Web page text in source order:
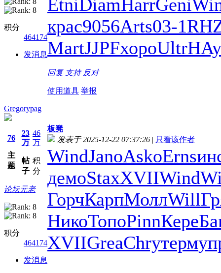
积分
464174
发消息
EtniDiamHarrGeni
крас9056Arts03-1
MartJJPFхороUltr
回复 支持 反对
使用道具 举报
Gregorypag
76
主
题
23
万
帖
子
46
万
积
分
论坛元老
积分
464174
发消息
板凳
发表于 2025-12-22 07:37:26 | 只看该作者
WindJanoAskoErns
демоStaxXVIIWind
ГорчКарпМоллWill
НикоТопоPinnКере
XVIIGreaChryтерм